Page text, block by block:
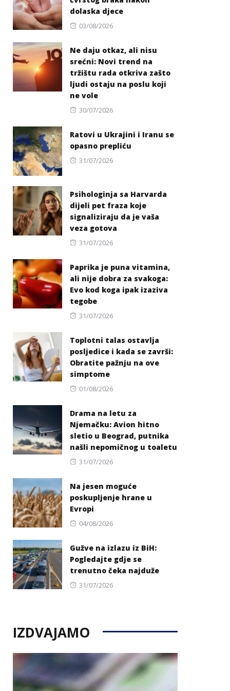
dolaska djece
Posted
03/08/2026
Ne daju otkaz, ali nisu
srećni: Novi trend na
tržištu rada otkriva zašto
ljudi ostaju na poslu koji
ne vole
Posted
30/07/2026
Ratovi u Ukrajini i Iranu se
opasno prepliću
Posted
31/07/2026
Psihologinja sa Harvarda
dijeli pet fraza koje
signaliziraju da je vaša
veza gotova
Posted
31/07/2026
Paprika je puna vitamina,
ali nije dobra za svakoga:
Evo kod koga ipak izaziva
tegobe
Posted
31/07/2026
Toplotni talas ostavlja
posljedice i kada se završi:
Obratite pažnju na ove
simptome
Posted
01/08/2026
Drama na letu za
Njemačku: Avion hitno
sletio u Beograd, putnika
našli nepomičnog u toaletu
Posted
31/07/2026
Na jesen moguće
poskupljenje hrane u
Evropi
Posted
04/08/2026
Gužve na izlazu iz BiH:
Pogledajte gdje se
trenutno čeka najduže
Posted
31/07/2026
IZDVAJAMO